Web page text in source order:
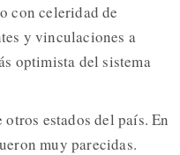
con celeridad de
y vinculaciones a
optimista del sistema
estados del país. En
muy parecidas.